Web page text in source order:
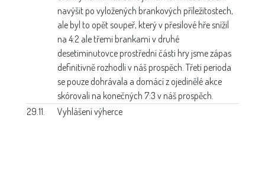
navýšit po vyložených brankových příležitostech,
ale byl to opět soupeř, který v přesilové hře snížil
na 4:2 ale třemi brankami v druhé
desetiminutovce prostřední části hry jsme zápas
definitivně rozhodli v náš prospěch. Třetí perioda
se pouze dohrávala a domácí z ojedinělé akce
skórovali na konečných 7:3 v náš prospěch.
29.11.
Vyhlášení výherce